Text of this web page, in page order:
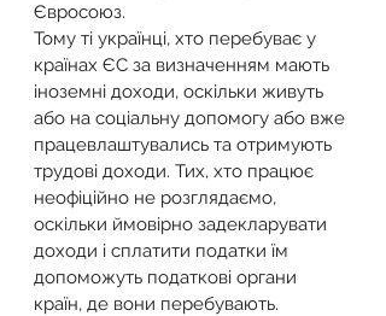
Євросоюз.
Тому ті українці, хто перебуває у
країнах ЄС за визначенням мають
іноземні доходи, оскільки живуть
або на соціальну допомогу або вже
працевлаштувались та отримують
трудові доходи. Тих, хто працює
неофіційно не розглядаємо,
оскільки ймовірно задекларувати
доходи і сплатити податки їм
допоможуть податкові органи
країн, де вони перебувають.